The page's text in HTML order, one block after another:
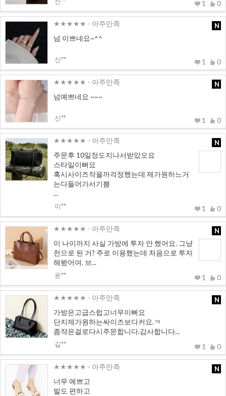
1 0
★★★★★ - 아주만족
넘 이쁘네요~^^
신**
N
1 0
★★★★★ - 아주만족
넘예쁘네요 ~~~
신**
N
1 0
★★★★★ - 아주만족
주문후 10일정도지나서받았오요
스타일이뻐요
혹시사이즈작을까걱정했는데 제가원하느거
는다들어가서기쁨
...
이**
N
1 0
★★★★★ - 아주만족
이 나이까지 사실 가방에 투자 안 했어요. 그냥
천으로 된 거? 주로 이용했는데 처음으로 투자
해봤어여. 브...
윤**
N
1 0
★★★★★ - 아주만족
가방은고급스럽고너무이뻐요
단지제가원하는싸이즈보다커요.ㅋ
좀작은걸로다시주문합니다.감사합니다...
길**
N
1 0
★★★★★ - 아주만족
너무 예쁘고
발도 편하고
N